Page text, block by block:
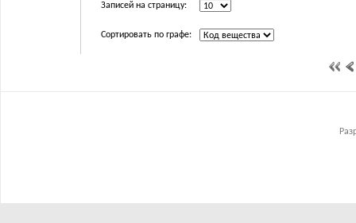
Записей на страницу:
Сортировать по графе: